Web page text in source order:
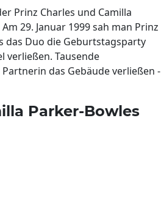
Prinz Charles und Camilla
29. Januar 1999 sah man Prinz
das Duo die Geburtstagsparty
verließen. Tausende
das Gebäude verließen -
Parker-Bowles